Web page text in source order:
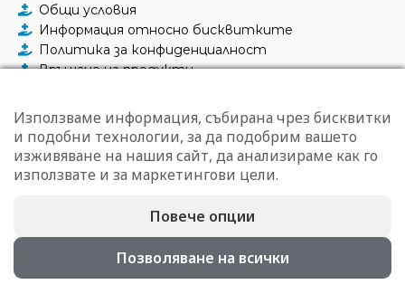
Общи условия
Информация относно бисквитките
Политика за конфиденциалност
Връщане на продукти
ЗА КОНТАКТИ
КАПРЕСТО ЕООД
09:00 – 17:00 ч. в делнични дни
Използваме информация, събирана чрез бисквитки
и подобни технологии, за да подобрим вашето
изживяване на нашия сайт, да анализираме как го
използвате и за маркетингови цели.
Повече опции
Позволяване на всички